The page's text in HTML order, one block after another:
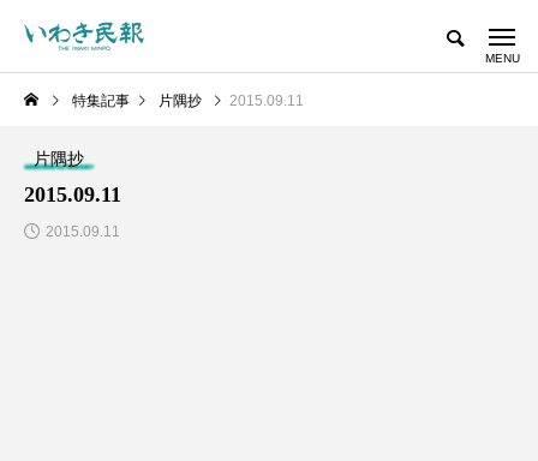
特集記事 片隅抄 2015.09.11
片隅抄
2015.09.11
2015.09.11